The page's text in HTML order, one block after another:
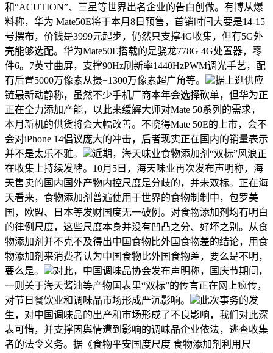
和“ACUTION”、三星等世界出名企业的告白创做。有博从爆
料称，华为 Mate50E将于本月8日预售，首销时间大要是14-15
号摆布，价钱是3999元起步，仍然只支撑4G收集，但有5G外
壳能够选配。华为Mate50E搭载的是骁龙778G 4G处置器，零
件6。7英寸曲屏，支撑90Hz刷新率1440HzPWM调光手艺，配
有后置5000万像素从摄+1300万像素超广角等。
据上逛供应
链最新动静称，虽然不少手机厂商本年会选择砍单，但华为正
正在全力添加产能，以此来缓解大师对Mate 50系列的需求，
本月新机的供货将会大幅改善。不晓得Mate 50E的上市，会不
会对iPhone 14倡议庞大的冲击，后者现实正在国内的销量表示
并不是太乐不雅。
近期，海天味业食物添加剂“双标”风浪正
在收集上持续发酵。10月5日，海天味业再次发布声明称，海
天售卖的国内国外产物内控尺度是分歧的，并未双标。正在海
天看来，食物添加剂普遍使用于世界的食物制制中，包罗美
国，欧盟、日本等发财国度无一破例。对食物添加剂均有明白
的律例尺度，这些尺度本身并没有凹凸之分、好坏之别。从食
物添加剂并不克不及得出中国食物比外国食物差的结论，用食
物添加剂来消费者认为中国食物比外国食物差，要么是不明，
要么是。
对此，中国调味品协会发布声明称，国庆节期间，
一则关于海天酱油等产物国表里“双标”的传言正在网上疯传，
对节日餐饮业和调味品市场形成严沉影响。
此次事务的发
生，对中国调味品的出产和市场形成了不良影响，我们对此深
表可惜，并支撑因舆情遭到影响的调味品企业依法，逃查收集
者的法令义务。据《食物平安国度尺度 食物添加剂利用尺